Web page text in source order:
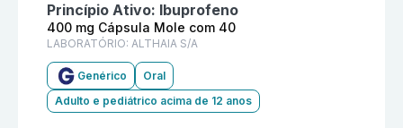
Princípio Ativo: Ibuprofeno
400 mg Cápsula Mole com 40
LABORATÓRIO: ALTHAIA S/A
Genérico
Oral
Adulto e pediátrico acima de 12 anos